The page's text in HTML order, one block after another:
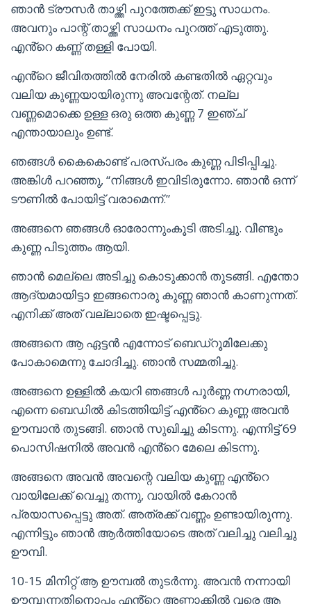
ഞാൻ ട്രൗസർ താഴ്ത്തി പുറത്തേക്ക് ഇട്ടു സാധനം.
അവനും പാന്റ് താഴ്ത്തി സാധനം പുറത്ത് എടുത്തു.
എൻ്റെ കണ്ണ് തള്ളി പോയി.
എൻ്റെ ജീവിതത്തിൽ നേരിൽ കണ്ടതിൽ ഏറ്റവും
വലിയ കുണ്ണയായിരുന്നു അവന്റേത്. നല്ല
വണ്ണമൊക്കെ ഉള്ള ഒരു ഒത്ത കുണ്ണ 7 ഇഞ്ച്
എന്തായാലും ഉണ്ട്.
ഞങ്ങൾ കൈകൊണ്ട് പരസ്പരം കുണ്ണ പിടിപ്പിച്ചു.
അങ്കിൾ പറഞ്ഞു, “നിങ്ങൾ ഇവിടിരുന്നോ. ഞാൻ ഒന്ന്
ടൗണിൽ പോയിട്ട് വരാമെന്ന്.”
അങ്ങനെ ഞങ്ങൾ ഓരോന്നുംകൂടി അടിച്ചു. വീണ്ടും
കുണ്ണ പിടുത്തം ആയി.
ഞാൻ മെല്ലെ അടിച്ചു കൊടുക്കാൻ തുടങ്ങി. എന്തോ
ആദ്യമായിട്ടാ ഇങ്ങനൊരു കുണ്ണ ഞാൻ കാണുന്നത്.
എനിക്ക് അത് വല്ലാതെ ഇഷ്ടപ്പെട്ടു.
അങ്ങനെ ആ ഏട്ടൻ എന്നോട് ബെഡ്‌റൂമിലേക്കു
പോകാമെന്നു ചോദിച്ചു. ഞാൻ സമ്മതിച്ചു.
അങ്ങനെ ഉള്ളിൽ കയറി ഞങ്ങൾ പൂർണ്ണ നഗ്നരായി,
എന്നെ ബെഡിൽ കിടത്തിയിട്ട് എൻ്റെ കുണ്ണ അവൻ
ഊമ്പാൻ തുടങ്ങി. ഞാൻ സുഖിച്ചു കിടന്നു. എന്നിട്ട് 69
പൊസിഷനിൽ അവൻ എൻ്റെ മേലെ കിടന്നു.
അങ്ങനെ അവൻ അവന്റെ വലിയ കുണ്ണ എൻ്റെ
വായിലേക്ക് വെച്ചു തന്നു, വായിൽ കേറാൻ
പ്രയാസപ്പെട്ടു അത്. അത്രക്ക് വണ്ണം ഉണ്ടായിരുന്നു.
എന്നിട്ടും ഞാൻ ആർത്തിയോടെ അത് വലിച്ചു വലിച്ചു
ഊമ്പി.
10-15 മിനിറ്റ് ആ ഊമ്പൽ തുടർന്നു. അവൻ നന്നായി
ഊമ്പുന്നതിനൊപ്പം എൻ്റെ അണ്ണാക്കിൽ വരെ ആ